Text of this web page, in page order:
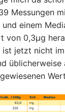
Messungen
einem
von 0,3µg
ist jetzt nicht
üblicherweise